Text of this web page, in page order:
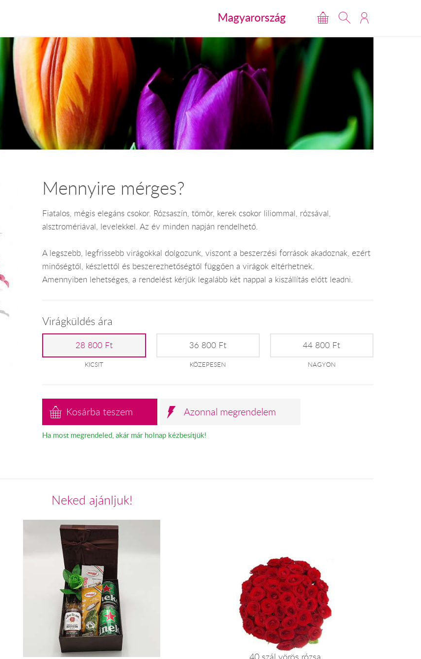
Magyarország
Mennyire mérges?
Fiatalos, mégis elegáns csokor. Rózsaszín, tömör, kerek csokor liliommal, rózsával,
alsztromériával, levelekkel. Az év minden napján rendelhető.
A legszebb, legfrissebb virágokkal dolgozunk, viszont a beszerzési források akadoznak, ezért
minőségtől, készlettől és beszerezhetőségtől függően a virágok eltérhetnek.
Amennyiben lehetséges, a rendelést kérjük legalább két nappal a kiszállítás előtt leadni.
Virágküldés ára
28 800 Ft
KICSIT
36 800 Ft
KÖZEPESEN
44 800 Ft
NAGYON
Kosárba teszem Azonnal megrendelem
Ha most megrendeled, akár már holnap kézbesítjük!
Neked ajánljuk!
40 szál vörös rózsa